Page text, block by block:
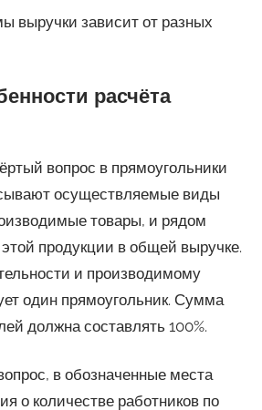
выручки зависит от разных
расчёта
вопрос в прямоугольники
осуществляемые виды
товары, и рядом
продукции в общей выручке.
и производимому
один прямоугольник. Сумма
должна составлять 100%.
в обозначенные места
о количестве работников по